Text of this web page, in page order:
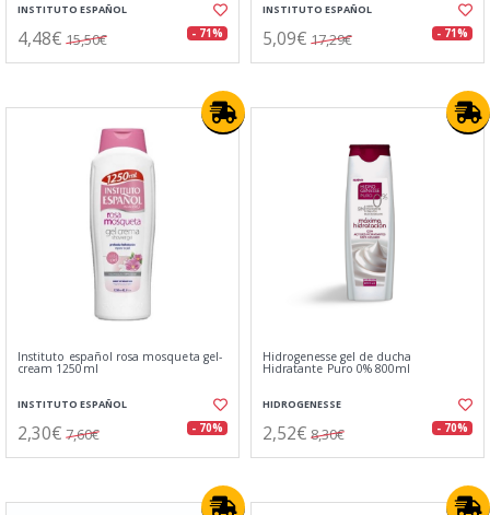
INSTITUTO ESPAÑOL
4,48€ 15,50€ - 71%
INSTITUTO ESPAÑOL
5,09€ 17,29€ - 71%
Instituto español rosa mosqueta gel-
cream 1250ml
INSTITUTO ESPAÑOL
2,30€ 7,60€ - 70%
Hidrogenesse gel de ducha
Hidratante Puro 0% 800ml
HIDROGENESSE
2,52€ 8,30€ - 70%